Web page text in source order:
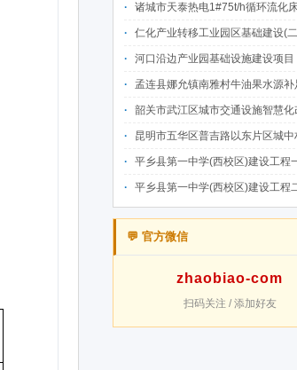
诸城市天泰热电1#75t/h循环流化床锅炉及配套设施升级改造项目（设计施工一体
仁化产业转移工业园区基础建设(二期)一韶关仁化产业园区工业二路道路及桥梁(西侧扩园段)建设
河口沿边产业园基础设施建设项目（二期）设计施工总承包（EPC）(三次
孟连县娜允镇南雅村牛油果水源补足提质增效建设项目
韶关市武江区城市交通设施智慧化改造提升项目-基础建设工程（一期）A标段施
昆明市五华区普吉路以东片区城中村改造项目（一期）A7、A-4-2地块安置房项目供配电设计施工一体化
平乡县第一中学(西校区)建设工程一标段施工
平乡县第一中学(西校区)建设工程二标段施工
💬 官方微信
zhaobiao-com
扫码关注 / 添加好友